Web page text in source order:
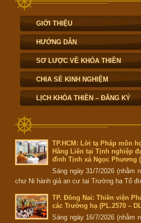
GIỚI THIỆU
HƯỚNG DẪN
SƠ LƯỢC VỀ KHÓA THIỀN
CHIA SẺ KINH NGHIỆM
LỊCH KHÓA THIỀN – ĐĂNG KÝ
TP.HCM: Lời tạ Pháp môn
Hằng Liên tại Tịnh nghiệp
đình Tịnh xá Ngọc Phương
Sáng ngày 31/7/2026 (nhằm
chư Ni hành giả an cư tại Trường hạ Tổ
TP. Đồng Nai: Thiền viện
các Trường hạ (PL.2570 –
Sáng ngày 16/7/2026 (nhằm